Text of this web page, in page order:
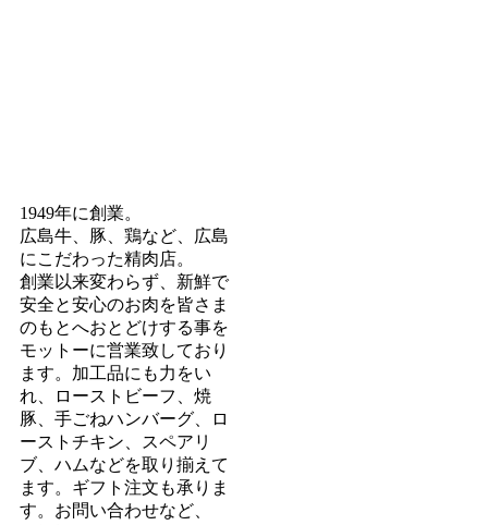
1949年に創業。
広島牛、豚、鶏など、広島
にこだわった精肉店。
創業以来変わらず、新鮮で
安全と安心のお肉を皆さま
のもとへおとどけする事を
モットーに営業致しており
ます。加工品にも力をい
れ、ローストビーフ、焼
豚、手ごねハンバーグ、ロ
ーストチキン、スペアリ
ブ、ハムなどを取り揃えて
ます。ギフト注文も承りま
す。お問い合わせなど、